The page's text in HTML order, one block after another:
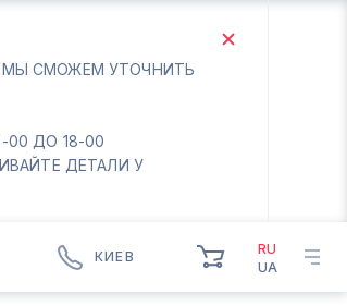
МЫ СМОЖЕМ УТОЧНИТЬ
ДО 18-00
ДЕТАЛИ У
КИЕВ
RU
UA